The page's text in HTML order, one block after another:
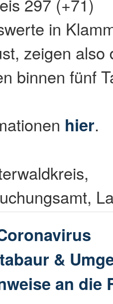
in
zeigen also
binnen fünf
hier.
&
an die